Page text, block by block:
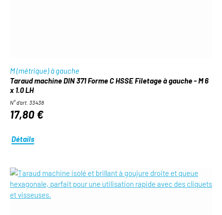
M (métrique) à gauche
Taraud machine DIN 371 Forme C HSSE Filetage à gauche - M 6
x 1.0 LH
N° d'art. 33438
17,80 €
Détails